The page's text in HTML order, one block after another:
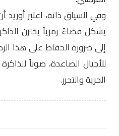
وفي السياق ذاته، اعتبر
يشكل فضاءً رمزياً يختزن
إلى ضرورة الحفاظ على هذا
للأجيال الصاعدة، صوناً
الحرية والتحرر.